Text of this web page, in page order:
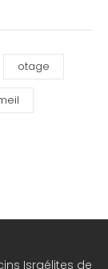
otage
Israélites de